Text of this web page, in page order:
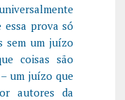
prova só
sem um juízo
coisas são
um juízo que
autores da